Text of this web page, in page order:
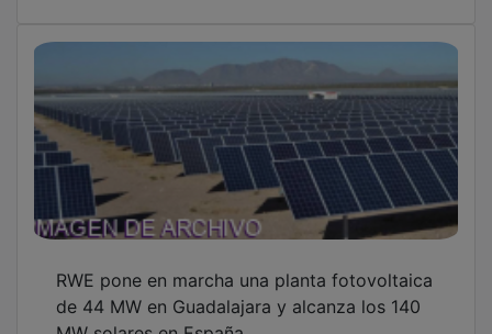
RWE pone en marcha una planta fotovoltaica
de 44 MW en Guadalajara y alcanza los 140